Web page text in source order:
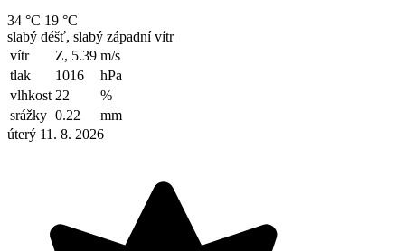
34 °C 19 °C
slabý déšť, slabý západní vítr
vítr
Z, 5.39 m/s
tlak
1016
hPa
vlhkost 22
%
srážky 0.22
mm
úterý 11. 8. 2026